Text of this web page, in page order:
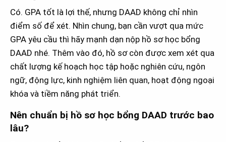
Có. GPA tốt là lợi thế, nhưng DAAD không chỉ nhìn
điểm số để xét. Nhìn chung, bạn cần vượt qua mức
GPA yêu cầu thì hãy mạnh dạn nộp hồ sơ học bổng
DAAD nhé. Thêm vào đó, hồ sơ còn được xem xét qua
chất lượng kế hoạch học tập hoặc nghiên cứu, ngôn
ngữ, động lực, kinh nghiệm liên quan, hoạt động ngoại
khóa và tiềm năng phát triển.
Nên chuẩn bị hồ sơ học bổng DAAD trước bao
lâu?